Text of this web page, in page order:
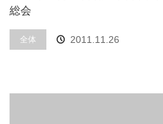
総会
全体 2011.11.26